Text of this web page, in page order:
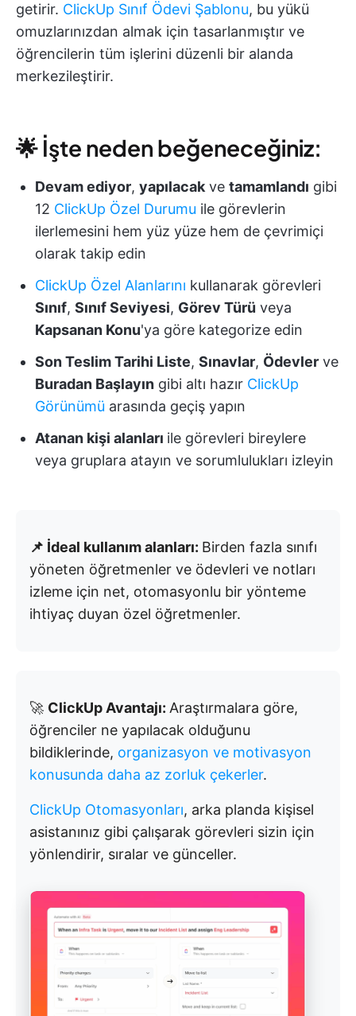
getirir. ClickUp Sınıf Ödevi Şablonu, bu yükü
omuzlarınızdan almak için tasarlanmıştır ve
öğrencilerin tüm işlerini düzenli bir alanda
merkezileştirir.
🌟 İşte neden beğeneceğiniz:
Devam ediyor, yapılacak ve tamamlandı gibi
12 ClickUp Özel Durumu ile görevlerin
ilerlemesini hem yüz yüze hem de çevrimiçi
olarak takip edin
ClickUp Özel Alanlarını kullanarak görevleri
Sınıf, Sınıf Seviyesi, Görev Türü veya
Kapsanan Konu'ya göre kategorize edin
Son Teslim Tarihi Liste, Sınavlar, Ödevler ve
Buradan Başlayın gibi altı hazır ClickUp
Görünümü arasında geçiş yapın
Atanan kişi alanları ile görevleri bireylere
veya gruplara atayın ve sorumlulukları izleyin
📌 İdeal kullanım alanları: Birden fazla sınıfı
yöneten öğretmenler ve ödevleri ve notları
izleme için net, otomasyonlu bir yönteme
ihtiyaç duyan özel öğretmenler.
🚀 ClickUp Avantajı: Araştırmalara göre,
öğrenciler ne yapılacak olduğunu
bildiklerinde, organizasyon ve motivasyon
konusunda daha az zorluk çekerler.
ClickUp Otomasyonları, arka planda kişisel
asistanınız gibi çalışarak görevleri sizin için
yönlendirir, sıralar ve günceller.